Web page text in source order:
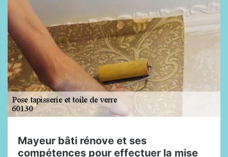
Mayeur bâti rénove et ses
compétences pour effectuer la mise